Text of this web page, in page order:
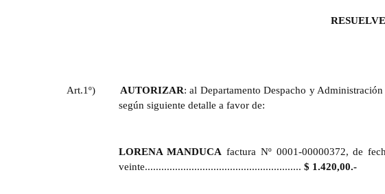
RESUELVE
Art.1º) AUTORIZAR: al Departamento Despacho y
según siguiente detalle a favor de:
LORENA MANDUCA factura Nº 0001-00000372, de
veinte......................................................... $ 1.420,00.-